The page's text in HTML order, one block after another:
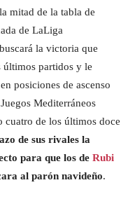
mitad de la tabla de
de LaLiga
la victoria que
últimos partidos y le
posiciones de ascenso
Mediterráneos
cuatro de los últimos doce
de sus rivales la
para que los de Rubi
al parón navideño.